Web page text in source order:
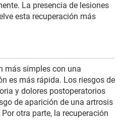
La presencia de lesiones
esta recuperación más
más simples con una
es más rápida. Los riesgos de
y dolores postoperatorios
de aparición de una artrosis
otra parte, la recuperación